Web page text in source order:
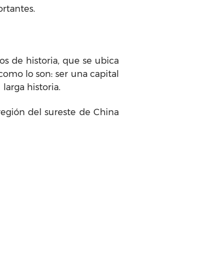
de historia, que se ubica
lo son: ser una capital
historia.
del sureste de China